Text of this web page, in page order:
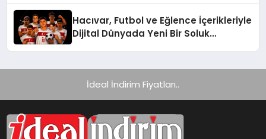
Hacıvar, Futbol ve Eğlence İçerikleriyle
Dijital Dünyada Yeni Bir Soluk
İdeal İndirim Fiyatları..